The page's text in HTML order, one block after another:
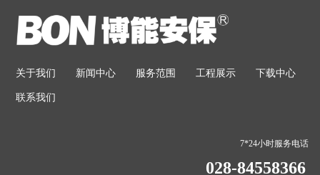
关于我们 新闻中心 服务范围 工程展示 下载中心
联系我们
7*24小时服务电话
028-84558366